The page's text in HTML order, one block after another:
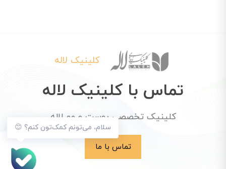
سلام، می‌تونم کمک‌تون کنم؟ 😊
کلینیک لاله
تماس با کلینیک لاله
کلینیک تخصصی پوست و مو لاله
تماس با ما